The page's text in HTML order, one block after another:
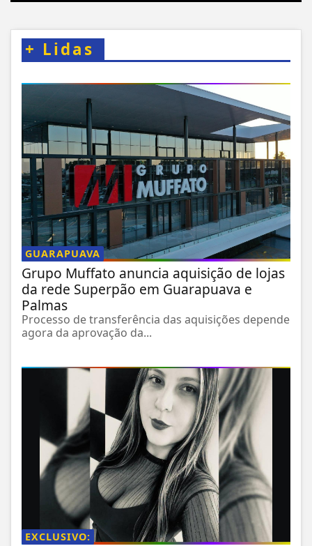
+ Lidas
GUARAPUAVA
Grupo Muffato anuncia aquisição de lojas
da rede Superpão em Guarapuava e
Palmas
Processo de transferência das aquisições depende
agora da aprovação da...
EXCLUSIVO: